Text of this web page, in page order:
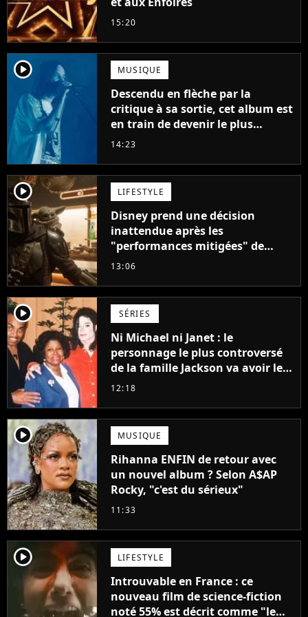
15:20
player2 MUSIQUE
Descendu en flèche par la
critique à sa sortie, cet album est
en train de devenir le plus
populaire de son auteur
14:23
player2 LIFESTYLE
Disney prend une décision
inattendue après les
"performances mitigées" de
Vaiana et The Mandalorian &
13:06
player2 SÉRIES
Ni Michael ni Janet : le
personnage le plus controversé
de la famille Jackson va avoir le
droit à sa propre série
12:18
player2 MUSIQUE
Rihanna ENFIN de retour avec
un nouvel album ? Selon A$AP
Rocky, "c'est du sérieux"
11:33
player2 LIFESTYLE
Introuvable en France : ce
nouveau film de science-fiction
noté 55% est décrit comme "le